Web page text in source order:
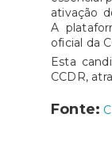
ativação
A
oficial da
Esta
CCDR,
Fonte: